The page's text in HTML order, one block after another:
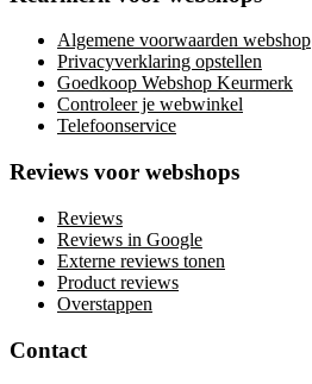
Algemene voorwaarden webshop
Privacyverklaring opstellen
Goedkoop Webshop Keurmerk
Controleer je webwinkel
Telefoonservice
Reviews voor webshops
Reviews
Reviews in Google
Externe reviews tonen
Product reviews
Overstappen
Contact